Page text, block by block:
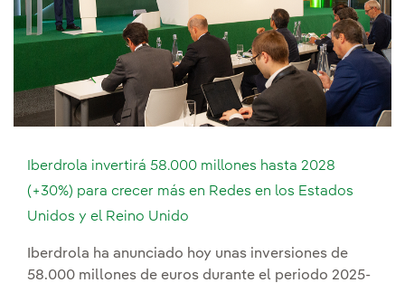
Iberdrola invertirá 58.000 millones hasta 2028
(+30%) para crecer más en Redes en los Estados
Unidos y el Reino Unido
Iberdrola ha anunciado hoy unas inversiones de
58.000 millones de euros durante el periodo 2025-